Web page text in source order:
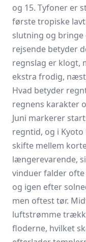
og 15. Tyfoner er
første tropiske
slutning og
rejsende betyder
regnslag er klogt,
ekstra frodig,
Hvad betyder
regnens karakter
Juni markerer
regntid, og i
skifte mellem
længerevarende,
vinduer falder
og igen efter
men oftest tør.
luftstrømme
floderne, hvilket